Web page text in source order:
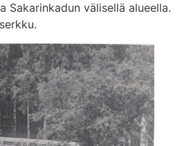
Sakarinkadun välisellä alueella.